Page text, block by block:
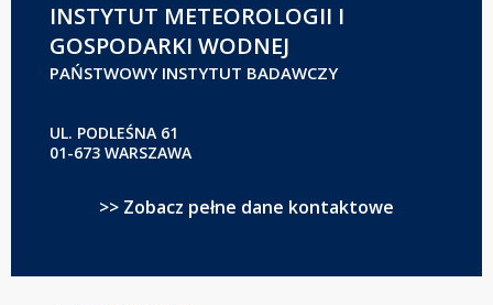
INSTYTUT METEOROLOGII I
GOSPODARKI WODNEJ
PAŃSTWOWY INSTYTUT BADAWCZY
UL. PODLEŚNA 61
01-673 WARSZAWA
>> Zobacz pełne dane kontaktowe